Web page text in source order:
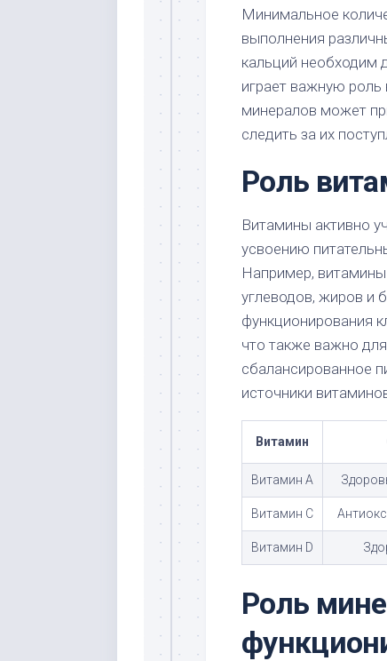
Минимальное
выполнения
кальций необходим
играет важную роль
минералов может
следить за их
Роль
Витамины активно
усвоению
Например,
углеводов, жиров и
функционирования
что также важно
сбалансированное
источники
Витамин
Витамин A
Витамин C
Витамин D
Роль